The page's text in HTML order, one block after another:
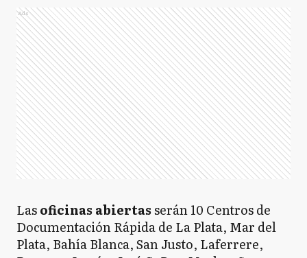
Ads
Lasoficinas abiertasserán 10 Centros de
Documentación Rápida de La Plata, Mar del
Plata, Bahía Blanca, San Justo, Laferrere,